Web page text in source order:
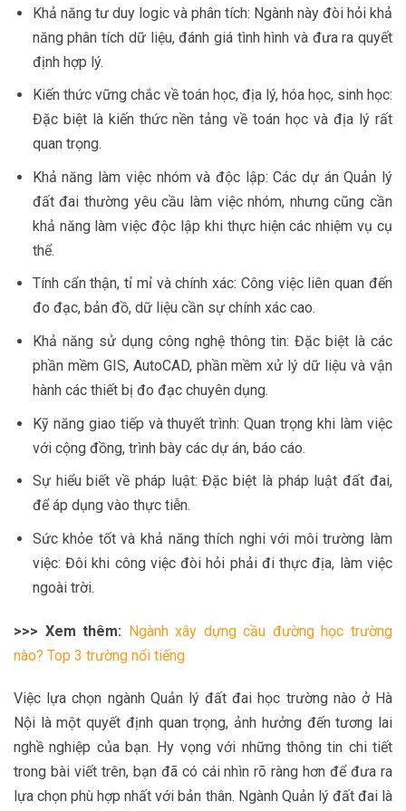
Khả năng tư duy logic và phân tích: Ngành này đòi hỏi khả
năng phân tích dữ liệu, đánh giá tình hình và đưa ra quyết
định hợp lý.
Kiến thức vững chắc về toán học, địa lý, hóa học, sinh học:
Đặc biệt là kiến thức nền tảng về toán học và địa lý rất
quan trọng.
Khả năng làm việc nhóm và độc lập: Các dự án Quản lý
đất đai thường yêu cầu làm việc nhóm, nhưng cũng cần
khả năng làm việc độc lập khi thực hiện các nhiệm vụ cụ
thể.
Tính cẩn thận, tỉ mỉ và chính xác: Công việc liên quan đến
đo đạc, bản đồ, dữ liệu cần sự chính xác cao.
Khả năng sử dụng công nghệ thông tin: Đặc biệt là các
phần mềm GIS, AutoCAD, phần mềm xử lý dữ liệu và vận
hành các thiết bị đo đạc chuyên dụng.
Kỹ năng giao tiếp và thuyết trình: Quan trọng khi làm việc
với cộng đồng, trình bày các dự án, báo cáo.
Sự hiểu biết về pháp luật: Đặc biệt là pháp luật đất đai,
để áp dụng vào thực tiễn.
Sức khỏe tốt và khả năng thích nghi với môi trường làm
việc: Đôi khi công việc đòi hỏi phải đi thực địa, làm việc
ngoài trời.
>>> Xem thêm: Ngành xây dựng cầu đường học trường
nào? Top 3 trường nổi tiếng
Việc lựa chọn ngành Quản lý đất đai học trường nào ở Hà
Nội là một quyết định quan trọng, ảnh hưởng đến tương lai
nghề nghiệp của bạn. Hy vọng với những thông tin chi tiết
trong bài viết trên, bạn đã có cái nhìn rõ ràng hơn để đưa ra
lựa chọn phù hợp nhất với bản thân. Ngành Quản lý đất đai là